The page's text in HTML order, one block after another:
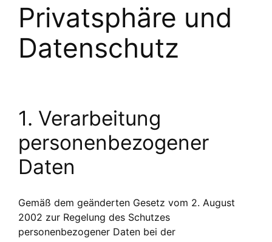
Privatsphäre und
Datenschutz
1. Verarbeitung
personenbezogener
Daten
Gemäß dem geänderten Gesetz vom 2. August
2002 zur Regelung des Schutzes
personenbezogener Daten bei der